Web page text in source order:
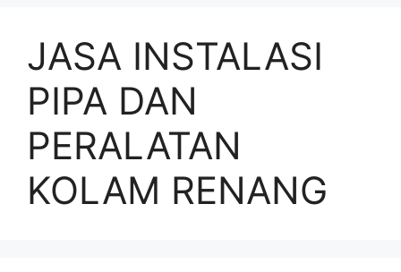
JASA INSTALASI
PIPA DAN
PERALATAN
KOLAM RENANG